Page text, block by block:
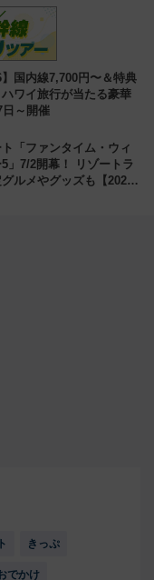
】国内線7,700円〜＆特典
ワイ旅行が当たる豪華
日～開催
「ファンタイム・ウィ
」7/2開幕！ リゾートラ
ルメやグッズも【2026
きっぷ
でかけ